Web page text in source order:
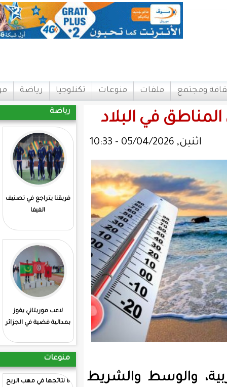
منوعات تكنلوجيا رياضة مواقع اتصل بنا
رياضة
فريقنا يتراجع في تصنيف
الفيفا
المرابطون يفوزون علي
مدغشقر
لاعب موريتاني يفوز
بمدالية فضية في الجزائر
: انطلاق منافسات
الشطرنج بمشاركة
8 نتائجها في مهب الريح
والشريط